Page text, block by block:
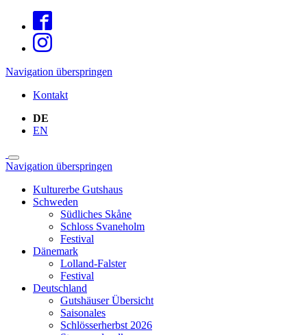
Navigation überspringen
Kontakt
DE
EN
Navigation überspringen
Kulturerbe Gutshaus
Schweden
Südliches Skåne
Schloss Svaneholm
Festival
Dänemark
Lolland-Falster
Festival
Deutschland
Gutshäuser Übersicht
Saisonales
Schlösserherbst 2026